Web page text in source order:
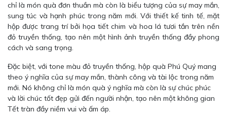
chỉ là món quà đơn thuần mà còn là biểu tượng của sự may mắn,
sung túc và hạnh phúc trong năm mới. Với thiết kế tinh tế, mặt
hộp được trang trí bởi họa tiết chim và hoa lá tươi tắn trên nền
đỏ truyền thống, tạo nên một hình ảnh truyền thống đầy phong
cách và sang trọng.
Đặc biệt, với tone màu đỏ truyền thống, hộp quà Phú Quý mang
theo ý nghĩa của sự may mắn, thành công và tài lộc trong năm
mới. Nó không chỉ là món quà ý nghĩa mà còn là sự chúc phúc
và lời chúc tốt đẹp gửi đến người nhận, tạo nên một không gian
Tết tràn đầy niềm vui và ấm áp.